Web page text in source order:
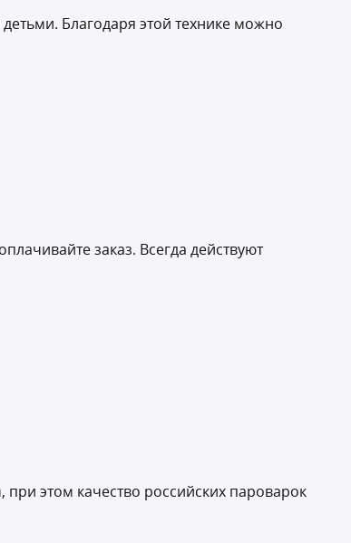
Благодаря этой технике можно
заказ. Всегда действуют
этом качество российских пароварок